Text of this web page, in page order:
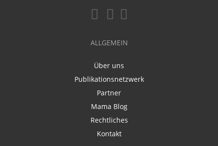
ALLGEMEIN
Über uns
Publikationsnetzwerk
Partner
Mama Blog
Rechtliches
Kontakt